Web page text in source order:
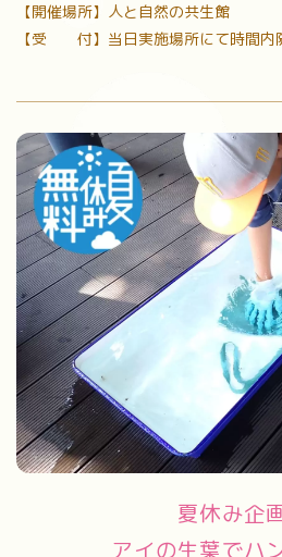
【開催場所】人と自然の共生館
【受 付】当日実施場所にて時間内
夏休み企
アイの生葉でハ